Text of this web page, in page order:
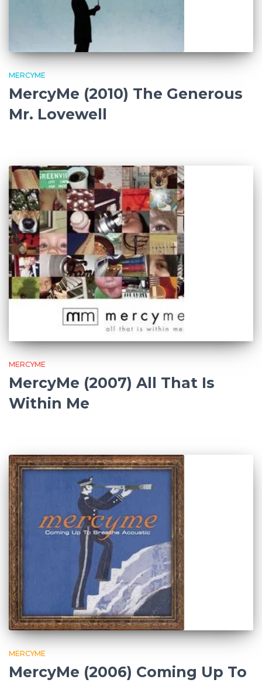
MERCYME
MercyMe (2010) The Generous
Mr. Lovewell
MERCYME
MercyMe (2007) All That Is
Within Me
MERCYME
MercyMe (2006) Coming Up To